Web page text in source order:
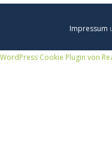
Impressum
WordPress Cookie Plugin von